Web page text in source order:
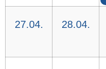
27.04. 28.04.